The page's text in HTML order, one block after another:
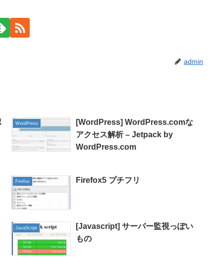
admin
WordPress
[WordPress] WordPress.comな
アクセス解析 – Jetpack by
WordPress.com
Firefox Firefox5 プチフリ
JavaScript
[Javascript] サーバー監視っぽい
もの